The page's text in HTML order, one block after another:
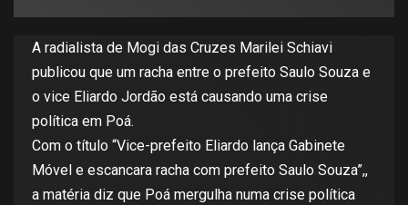
A radialista de Mogi das Cruzes Marilei Schiavi
publicou que um racha entre o prefeito Saulo Souza e
o vice Eliardo Jordão está causando uma crise
política em Poá.
Com o título “Vice-prefeito Eliardo lança Gabinete
Móvel e escancara racha com prefeito Saulo Souza”,,
a matéria diz que Poá mergulha numa crise política